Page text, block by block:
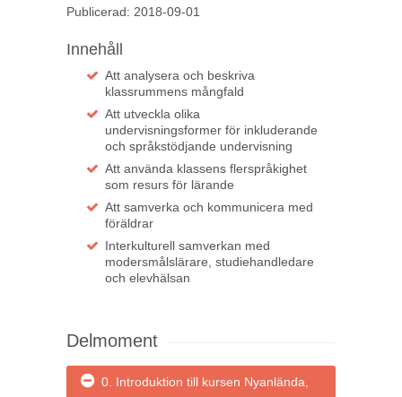
Publicerad: 2018-09-01
Innehåll
Att analysera och beskriva
klassrummens mångfald
Att utveckla olika
undervisningsformer för inkluderande
och språkstödjande undervisning
Att använda klassens flerspråkighet
som resurs för lärande
Att samverka och kommunicera med
föräldrar
Interkulturell samverkan med
modersmålslärare, studiehandledare
och elevhälsan
Delmoment
0. Introduktion till kursen Nyanlända,